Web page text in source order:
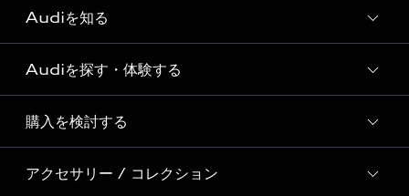
Audiを知る
Audi ブランド
Story of Progress
Audi Sport
Formula 1®
Audiを探す・体験する
ディーラー検索
新車在庫検索
購入を検討する
モデル一覧
アクセサリー / コレクション